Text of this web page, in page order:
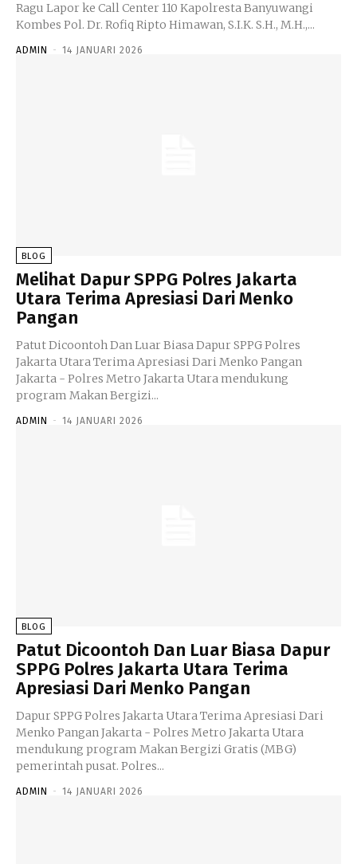
Ragu Lapor ke Call Center 110 Kapolresta Banyuwangi
Kombes Pol. Dr. Rofiq Ripto Himawan, S.I.K. S.H., M.H.,...
ADMIN - 14 JANUARI 2026
BLOG
Melihat Dapur SPPG Polres Jakarta
Utara Terima Apresiasi Dari Menko
Pangan
Patut Dicoontoh Dan Luar Biasa Dapur SPPG Polres
Jakarta Utara Terima Apresiasi Dari Menko Pangan
Jakarta - Polres Metro Jakarta Utara mendukung
program Makan Bergizi...
ADMIN - 14 JANUARI 2026
BLOG
Patut Dicoontoh Dan Luar Biasa Dapur
SPPG Polres Jakarta Utara Terima
Apresiasi Dari Menko Pangan
Dapur SPPG Polres Jakarta Utara Terima Apresiasi Dari
Menko Pangan Jakarta - Polres Metro Jakarta Utara
mendukung program Makan Bergizi Gratis (MBG)
pemerintah pusat. Polres...
ADMIN - 14 JANUARI 2026